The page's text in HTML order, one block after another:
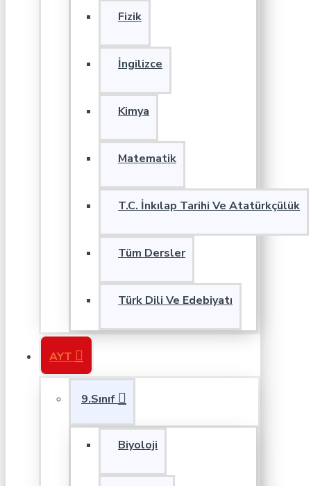
Fizik
İngilizce
Kimya
Matematik
T.C. İnkılap Tarihi Ve Atatürkçülük
Tüm Dersler
Türk Dili Ve Edebiyatı
AYT
9.Sınıf
Biyoloji